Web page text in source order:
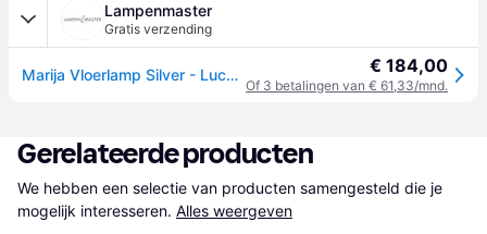
Lampenmaster
Gratis verzending
Marija Vloerlamp Silver - Lucande - Woonkamer - Modern - Metaal - 1 lamp € 184,00
Of 3 betalingen van € 61,33/mnd.
Gerelateerde producten
We hebben een selectie van producten samengesteld die je
mogelijk interesseren. Alles weergeven